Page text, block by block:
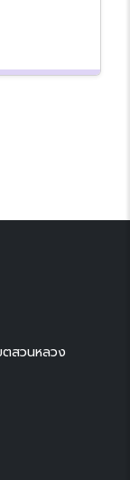
สวนหลวง